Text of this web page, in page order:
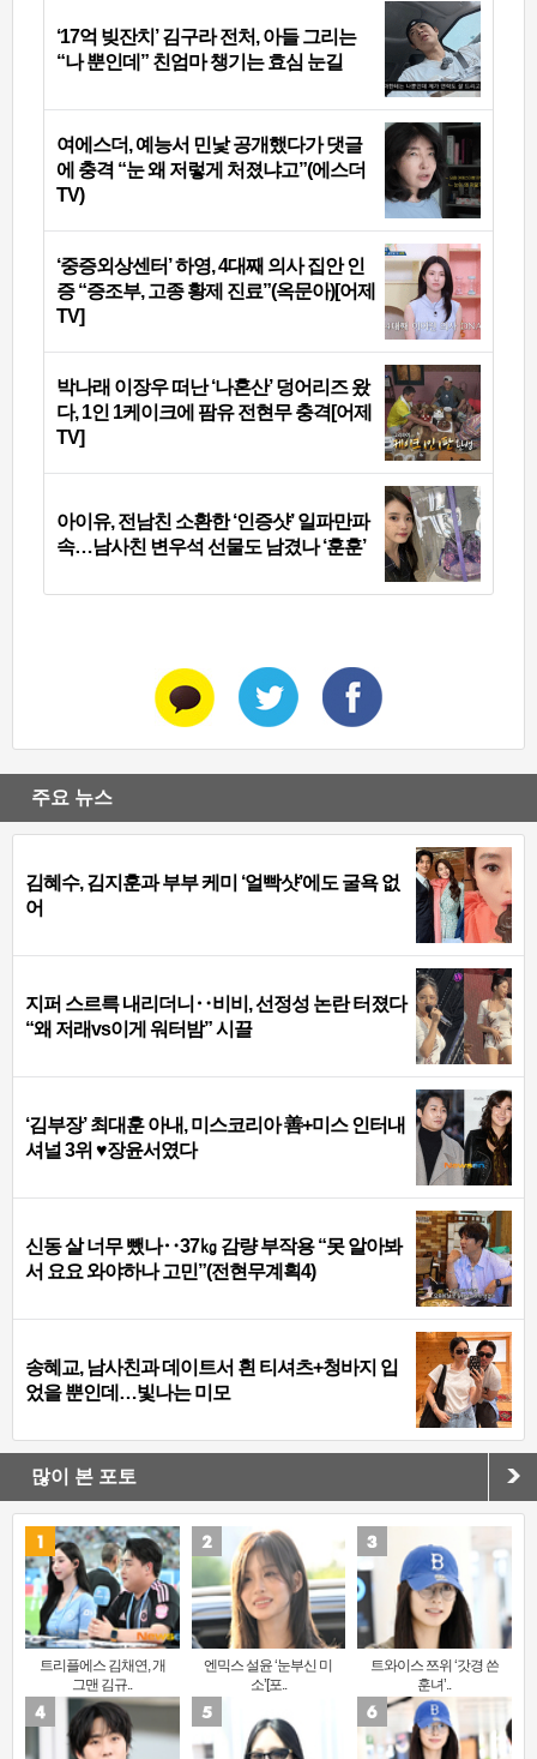
‘17억 빚잔치’ 김구라 전처, 아들 그리는
“나 뿐인데” 친엄마 챙기는 효심 눈길
여에스더, 예능서 민낯 공개했다가 댓글
에 충격 “눈 왜 저렇게 처졌냐고”(에스더
TV)
‘중증외상센터’ 하영, 4대째 의사 집안 인
증 “증조부, 고종 황제 진료”(옥문아)[어제
TV]
박나래 이장우 떠난 ‘나혼산’ 덩어리즈 왔
다, 1인 1케이크에 팜유 전현무 충격[어제
TV]
아이유, 전남친 소환한 ‘인증샷’ 일파만파
속…남사친 변우석 선물도 남겼나 ‘훈훈’
주요 뉴스
김혜수, 김지훈과 부부 케미 ‘얼빡샷’에도 굴욕 없
어
지퍼 스르륵 내리더니‥비비, 선정성 논란 터졌다
“왜 저래vs이게 워터밤” 시끌
‘김부장’ 최대훈 아내, 미스코리아 善+미스 인터내
셔널 3위 ♥장윤서였다
신동 살 너무 뺐나‥37㎏ 감량 부작용 “못 알아봐
서 요요 와야하나 고민”(전현무계획4)
송혜교, 남사친과 데이트서 흰 티셔츠+청바지 입
었을 뿐인데…빛나는 미모
많이 본 포토
트리플에스 김채연, 개
그맨 김규..
엔믹스 설윤 ‘눈부신 미
소’[포..
트와이스 쯔위 ‘갓경 쓴
훈녀’..